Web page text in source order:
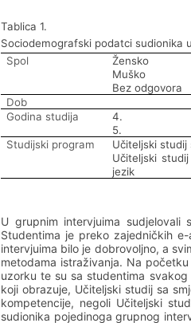
Tablica 1.
Sociodemografski podatci sudionika
Spol
Žensko
Muško
Bez odgovora
Dob
Godina studija
4.
5.
Studijski program
Učiteljski studij
Učiteljski
jezik
U grupnim intervjuima
Studentima je preko zajedničkih
intervjuima bilo je dobrovoljno, a
metodama istraživanja. Na
uzorku te su sa studentima
koji obrazuje, Učiteljski studij sa
kompetencije, negoli Učiteljski
sudionika pojedinoga grupnog